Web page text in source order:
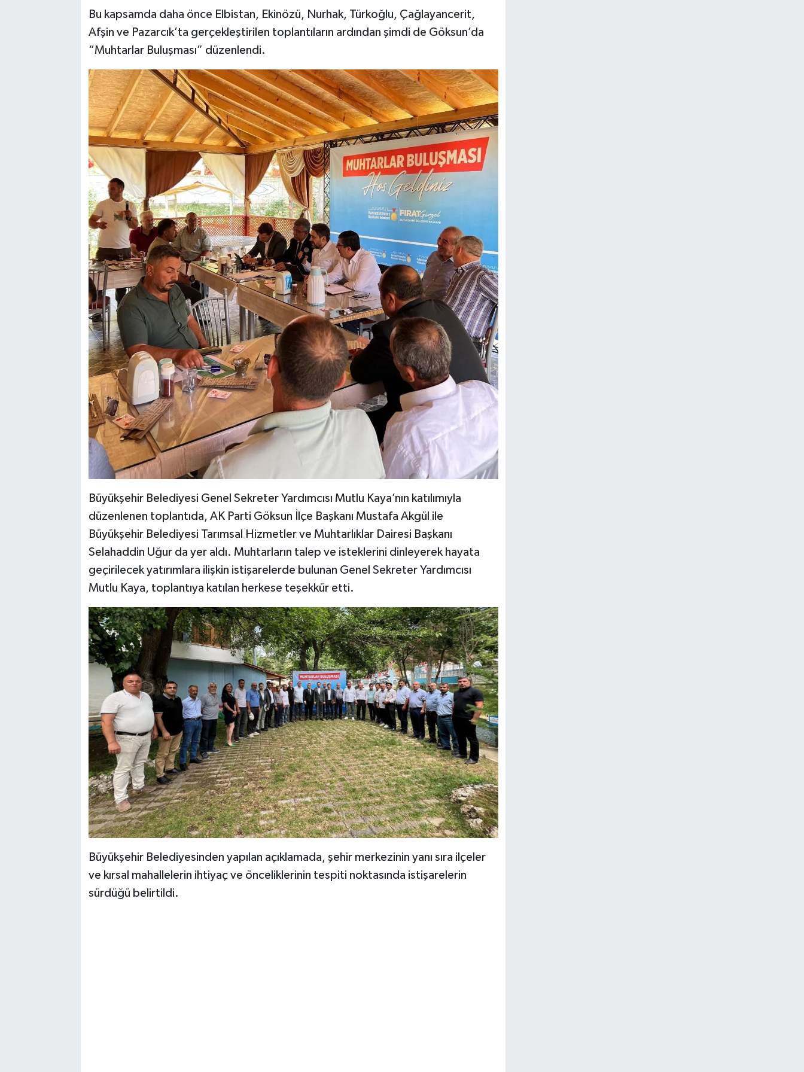
Bu kapsamda daha önce Elbistan, Ekinözü, Nurhak, Türkoğlu, Çağlayancerit,
Afşin ve Pazarcık’ta gerçekleştirilen toplantıların ardından şimdi de Göksun’da
“Muhtarlar Buluşması” düzenlendi.
Büyükşehir Belediyesi Genel Sekreter Yardımcısı Mutlu Kaya’nın katılımıyla
düzenlenen toplantıda, AK Parti Göksun İlçe Başkanı Mustafa Akgül ile
Büyükşehir Belediyesi Tarımsal Hizmetler ve Muhtarlıklar Dairesi Başkanı
Selahaddin Uğur da yer aldı. Muhtarların talep ve isteklerini dinleyerek hayata
geçirilecek yatırımlara ilişkin istişarelerde bulunan Genel Sekreter Yardımcısı
Mutlu Kaya, toplantıya katılan herkese teşekkür etti.
Büyükşehir Belediyesinden yapılan açıklamada, şehir merkezinin yanı sıra ilçeler
ve kırsal mahallelerin ihtiyaç ve önceliklerinin tespiti noktasında istişarelerin
sürdüğü belirtildi.